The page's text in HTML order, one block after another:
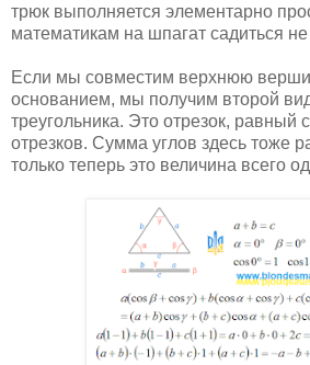
трюк выполняется элементарно
математикам на шпагат садиться
Если мы совместим верхнюю
основанием, мы получим второй
треугольника. Это отрезок, равный
отрезков. Сумма углов здесь тоже
только теперь это величина всего